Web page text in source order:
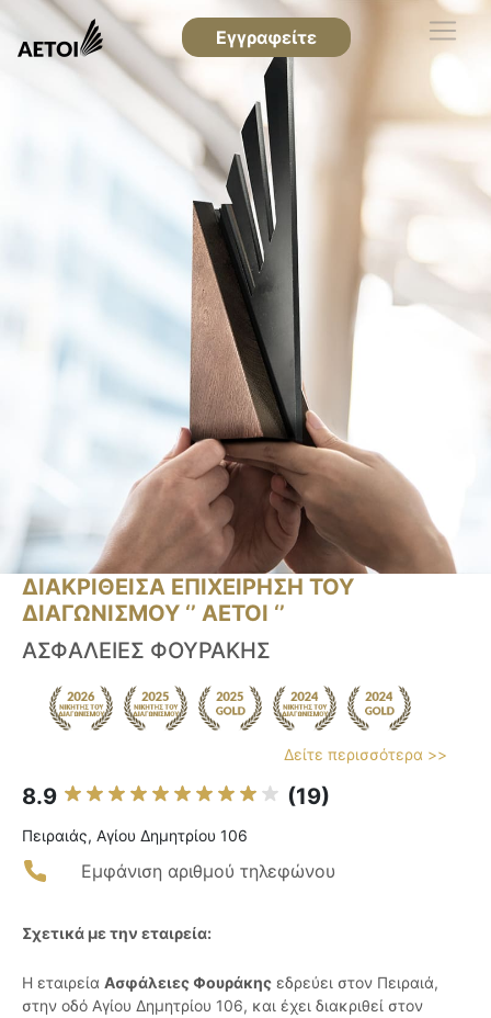
Εγγραφείτε
ΔΙΑΚΡΙΘΕΙΣΑ ΕΠΙΧΕΙΡΗΣΗ ΤΟΥ
ΔΙΑΓΩΝΙΣΜΟΥ ‘’ ΑΕΤΟΙ ‘’
ΑΣΦΑΛΕΙΕΣ ΦΟΥΡΑΚΗΣ
Δείτε περισσότερα >>
8.9 (19)
Πειραιάς, Αγίου Δημητρίου 106
Εμφάνιση αριθμού τηλεφώνου
Σχετικά με την εταιρεία:
Η εταιρεία Ασφάλειες Φουράκης εδρεύει στον Πειραιά,
στην οδό Αγίου Δημητρίου 106, και έχει διακριθεί στον